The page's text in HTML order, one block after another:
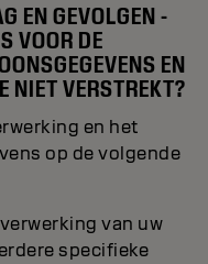
EN GEVOLGEN -
VOOR DE
EN
NIET VERSTREKT?
en het
op de volgende
van uw
specifieke